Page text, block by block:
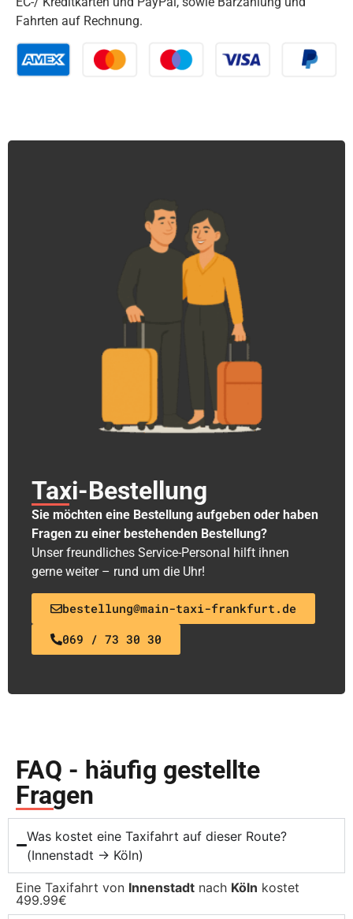
Fahrten auf Rechnung.
Taxi-Bestellung
Sie möchten eine Bestellung aufgeben oder haben
Fragen zu einer bestehenden Bestellung?
Unser freundliches Service-Personal hilft ihnen
gerne weiter – rund um die Uhr!
bestellung@main-taxi-frankfurt.de
069 / 73 30 30
FAQ - häufig gestellte
Fragen
Was kostet eine Taxifahrt auf dieser Route?
(Innenstadt → Köln)
Eine Taxifahrt von Innenstadt nach Köln kostet
499.99€